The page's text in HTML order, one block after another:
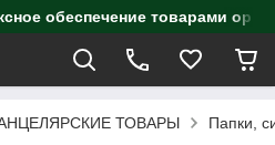
обеспечение товарами
ТОВАРЫ Папки,